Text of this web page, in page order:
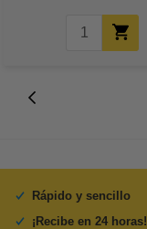
Rápido y sencillo
¡Recibe en 24 horas!